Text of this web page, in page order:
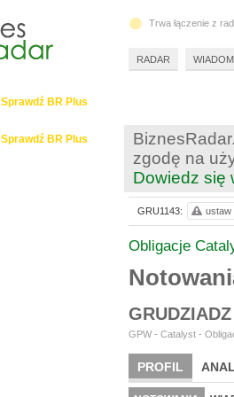
zgodę na
Dowiedz się
Obligacje
GRUDZIADZ
GPW - Catalyst -
PROFIL
GRU1143: ustaw
Sprawdź BR Plus
Sprawdź BR Plus
Trwa łączenie z
RADAR